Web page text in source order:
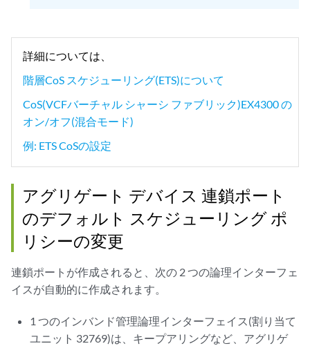
Packets              :                     0
Bytes                :                     0
RL-dropped packets   :                     0
RL-dropped bytes     :                     0
RED-dropped packets  :                     0
RED-dropped bytes    :                     0
Queue: 2, Forwarding classes: best-effort-3
Packets              :                     0
Bytes                :                     0
  Transmitted:
Packets              :                     0
Tail-dropped packets :                     0
RL-dropped packets   :                     0
RED-dropped packets  :                     0
RED-dropped bytes    :                     0
詳細については、
階層CoS スケジューリング(ETS)について
CoS(VCFバーチャル シャーシ ファブリック)EX4300 の
オン/オフ(混合モード)
例: ETS CoSの設定
アグリゲート デバイス 連鎖ポート
のデフォルト スケジューリング ポ
リシーの変更
連鎖ポートが作成されると、次の 2 つの論理インターフェ
イスが自動的に作成されます。
1 つのインバンド管理論理インターフェイス(割り当て
ユニット 32769)は、キープアリングなど、アグリゲ